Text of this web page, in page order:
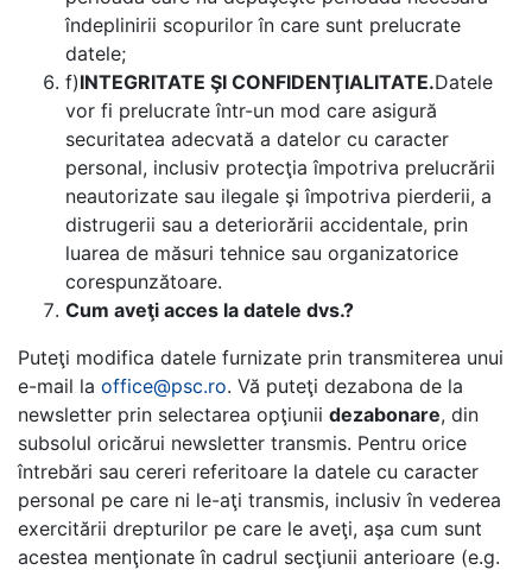
îndeplinirii scopurilor în care sunt prelucrate
datele;
f)INTEGRITATE ŞI CONFIDENŢIALITATE.Datele
vor fi prelucrate într-un mod care asigură
securitatea adecvată a datelor cu caracter
personal, inclusiv protecţia împotriva prelucrării
neautorizate sau ilegale şi împotriva pierderii, a
distrugerii sau a deteriorării accidentale, prin
luarea de măsuri tehnice sau organizatorice
corespunzătoare.
Cum aveţi acces la datele dvs.?
Puteţi modifica datele furnizate prin transmiterea unui
e-mail la office@psc.ro. Vă puteţi dezabona de la
newsletter prin selectarea opţiunii dezabonare, din
subsolul oricărui newsletter transmis. Pentru orice
întrebări sau cereri referitoare la datele cu caracter
personal pe care ni le-aţi transmis, inclusiv în vederea
exercitării drepturilor pe care le aveţi, aşa cum sunt
acestea menţionate în cadrul secţiunii anterioare (e.g.